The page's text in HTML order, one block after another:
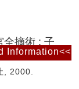
全摘術 : 子
, 2000.
Information<<